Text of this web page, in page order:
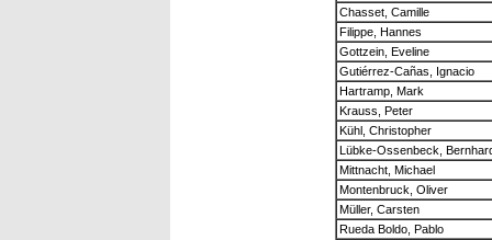
Chasset, Camille
Filippe, Hannes
Gottzein, Eveline
Gutiérrez-Cañas, Ignacio
Hartramp, Mark
Krauss, Peter
Kühl, Christopher
Lübke-Ossenbeck,
Mittnacht, Michael
Montenbruck, Oliver
Müller, Carsten
Rueda Boldo, Pablo